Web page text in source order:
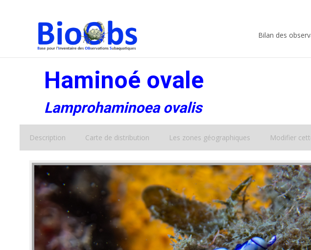
Bilan des
Haminoé ovale
Lamprohaminoea ovalis
Description Carte de distribution Les zones géographiques Modifier